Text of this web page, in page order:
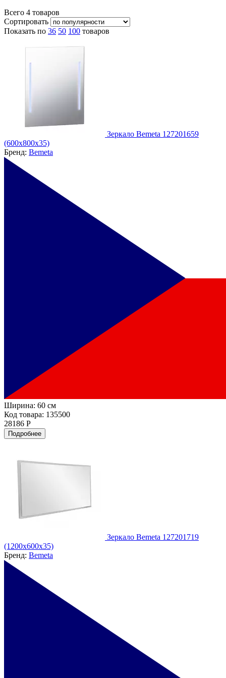
Всего 4 товаров
Сортировать
Показать по 36 50 100 товаров
Зеркало Bemeta 127201659
(600x800x35)
Бренд: Bemeta
Ширина: 60 см
Код товара: 135500
28186 Р
Подробнее
Зеркало Bemeta 127201719
(1200x600x35)
Бренд: Bemeta